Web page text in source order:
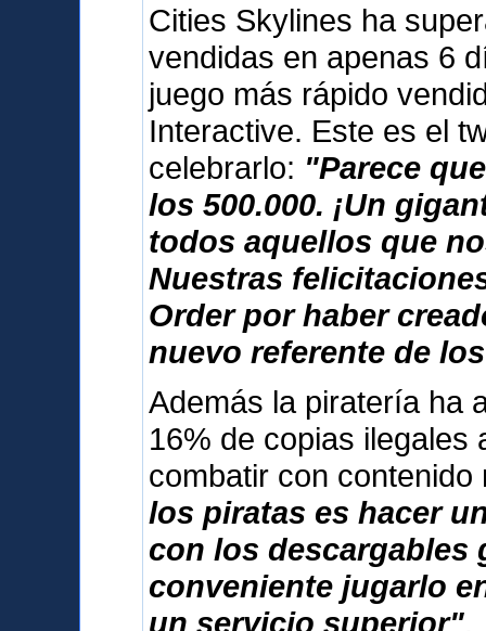
Cities Skylines ha
vendidas en apenas 6
juego más rápido
Interactive. Este es el
celebrarlo: "Parece
los 500.000. ¡Un
todos aquellos que
Nuestras
Order por haber
nuevo referente de
Además la piratería ha
16% de copias ilegales
combatir con
los piratas es hacer
con los descargables
conveniente jugarlo
un servicio superior".